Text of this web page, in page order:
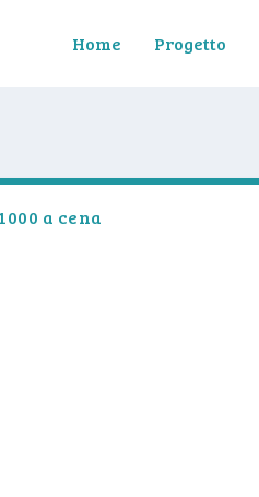
Home Progetto
a cena